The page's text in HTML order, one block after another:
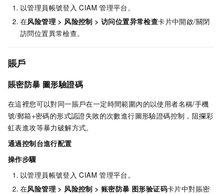
以管理員帳號登入 CIAM 管理平台。
在风险管理 > 风险控制 >访问位置异常检查卡片中開啟/關閉
訪問位置異常檢查。
賬戶
賬密防暴 圖形驗證碼
在這裡您可以對同一賬戶在一定時間範圍內的以使用者名稱/手機
號/郵箱+密碼的形式認證失敗的次數進行圖形驗證碼控制，阻攔彩
虹表進攻等暴力破解方式。
通過控制台進行配置
操作步驟
以管理員帳號登入 CIAM 管理平台。
在风险管理 > 风险控制 > 账密防暴 图形验证码卡片中對賬密